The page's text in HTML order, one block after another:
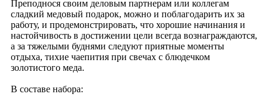
Преподнося своим деловым партнерам или коллегам
сладкий медовый подарок, можно и поблагодарить их за
работу, и продемонстрировать, что хорошие начинания и
настойчивость в достижении цели всегда вознаграждаются,
а за тяжелыми буднями следуют приятные моменты
отдыха, тихие чаепития при свечах с блюдечком
золотистого меда.
В составе набора: